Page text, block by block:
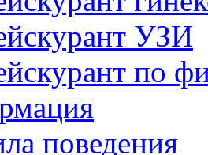
УЗИ
по
поведения